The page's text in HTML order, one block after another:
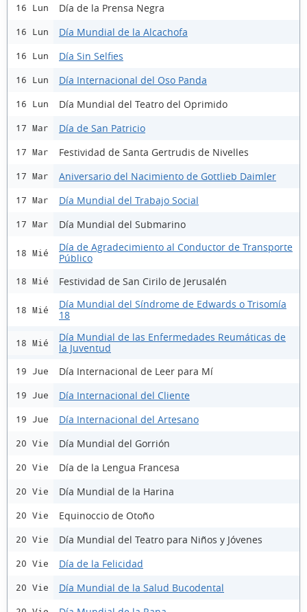
16 Lun Día de la Prensa Negra
16 Lun Día Mundial de la Alcachofa
16 Lun Día Sin Selfies
16 Lun Día Internacional del Oso Panda
16 Lun Día Mundial del Teatro del Oprimido
17 Mar Día de San Patricio
17 Mar Festividad de Santa Gertrudis de Nivelles
17 Mar Aniversario del Nacimiento de Gottlieb Daimler
17 Mar Día Mundial del Trabajo Social
17 Mar Día Mundial del Submarino
18 Mié
Día de Agradecimiento al Conductor de Transporte
Público
18 Mié Festividad de San Cirilo de Jerusalén
18 Mié
Día Mundial del Síndrome de Edwards o Trisomía
18
18 Mié
Día Mundial de las Enfermedades Reumáticas de
la Juventud
19 Jue Día Internacional de Leer para Mí
19 Jue Día Internacional del Cliente
19 Jue Día Internacional del Artesano
20 Vie Día Mundial del Gorrión
20 Vie Día de la Lengua Francesa
20 Vie Día Mundial de la Harina
20 Vie Equinoccio de Otoño
20 Vie Día Mundial del Teatro para Niños y Jóvenes
20 Vie Día de la Felicidad
20 Vie Día Mundial de la Salud Bucodental